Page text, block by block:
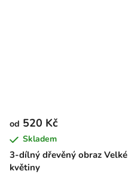
3-dílný dřevěný obraz Velké
květiny
od 520 Kč
Skladem